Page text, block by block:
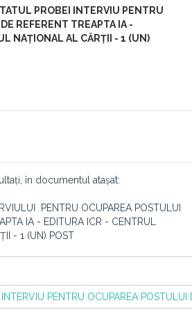
PROBEI INTERVIU PENTRU
REFERENT TREAPTA IA -
NAȚIONAL AL CĂRȚII - 1 (UN)
în documentul atașat:
PENTRU OCUPAREA POSTULUI
IA - EDITURA ICR - CENTRUL
- 1 (UN) POST
PENTRU OCUPAREA